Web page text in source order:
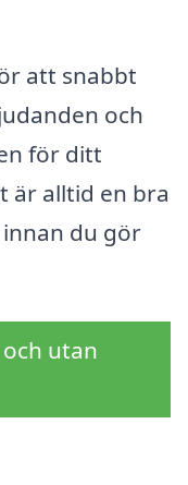
att snabbt
och
för ditt
är alltid en bra
du gör
utan